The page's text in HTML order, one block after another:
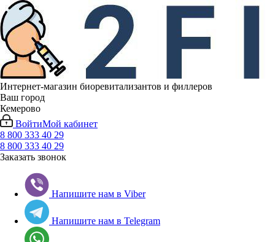
Интернет-магазин биоревитализантов и филлеров
Ваш город
Кемерово
ВойтиМой кабинет
8 800 333 40 29
8 800 333 40 29
Заказать звонок
Напишите нам в Viber
Напишите нам в Telegram